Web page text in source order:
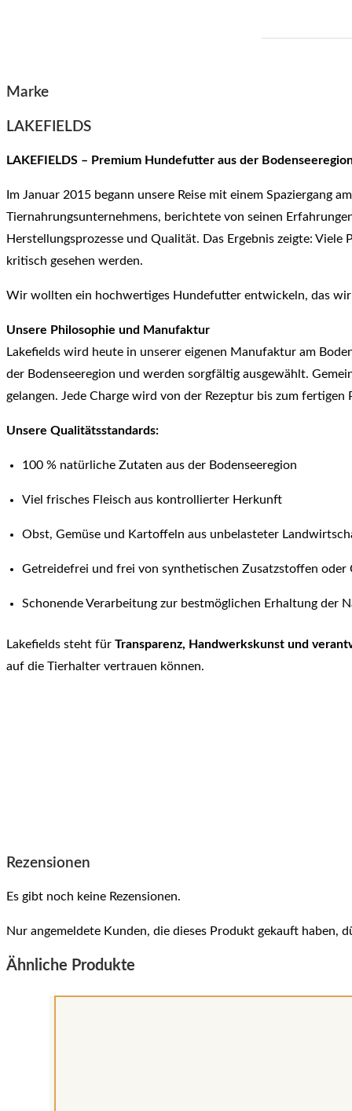
Marke
LAKEFIELDS
LAKEFIELDS – Premium Hundefutter aus der
Im Januar 2015 begann unsere Reise mit einem Spaziergang
Tiernahrungsunternehmens, berichtete von seinen
Herstellungsprozesse und Qualität. Das Ergebnis zeigte:
kritisch gesehen werden.
Wir wollten ein hochwertiges Hundefutter entwickeln, das
Unsere Philosophie und Manufaktur
Lakefields wird heute in unserer eigenen Manufaktur am
der Bodenseeregion und werden sorgfältig ausgewählt.
gelangen. Jede Charge wird von der Rezeptur bis zum
Unsere Qualitätsstandards:
100 % natürliche Zutaten aus der Bodenseeregion
Viel frisches Fleisch aus kontrollierter Herkunft
Obst, Gemüse und Kartoffeln aus unbelasteter
Getreidefrei und frei von synthetischen Zusatzstoffen oder
Schonende Verarbeitung zur bestmöglichen Erhaltung der
Lakefields steht für Transparenz, Handwerkskunst und
auf die Tierhalter vertrauen können.
Rezensionen
Es gibt noch keine Rezensionen.
Nur angemeldete Kunden, die dieses Produkt gekauft haben,
Ähnliche Produkte